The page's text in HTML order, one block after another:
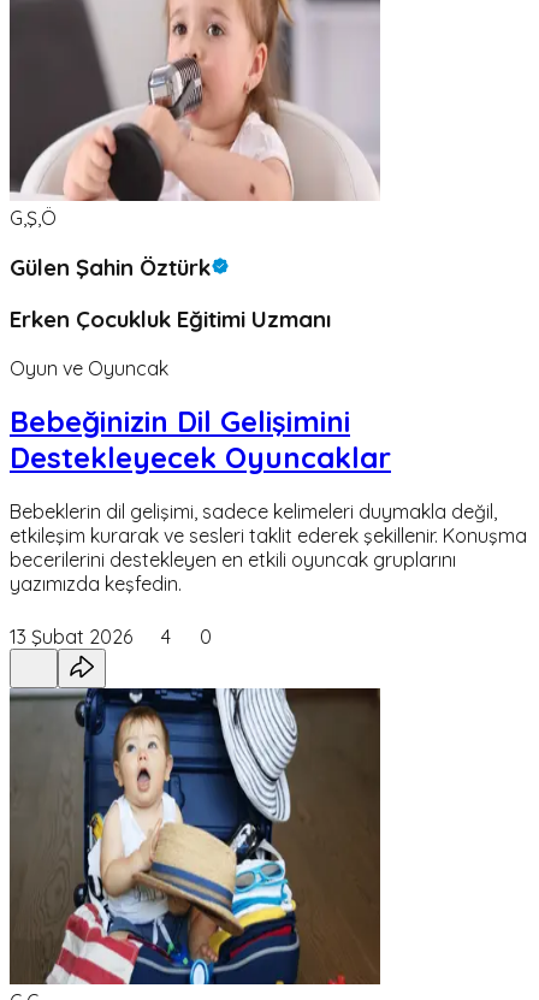
G,Ş,Ö
Gülen Şahin Öztürk
Erken Çocukluk Eğitimi Uzmanı
Oyun ve Oyuncak
Bebeğinizin Dil Gelişimini
Destekleyecek Oyuncaklar
Bebeklerin dil gelişimi, sadece kelimeleri duymakla değil,
etkileşim kurarak ve sesleri taklit ederek şekillenir. Konuşma
becerilerini destekleyen en etkili oyuncak gruplarını
yazımızda keşfedin.
13 Şubat 2026 4 0